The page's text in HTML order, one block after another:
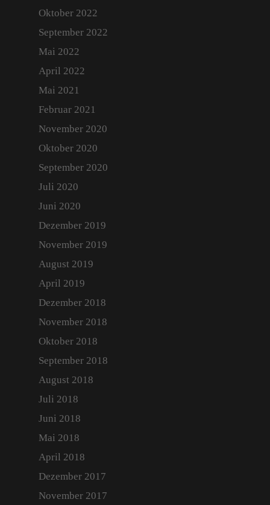
Oktober 2022
September 2022
Mai 2022
April 2022
Mai 2021
Februar 2021
November 2020
Oktober 2020
September 2020
Juli 2020
Juni 2020
Dezember 2019
November 2019
August 2019
April 2019
Dezember 2018
November 2018
Oktober 2018
September 2018
August 2018
Juli 2018
Juni 2018
Mai 2018
April 2018
Dezember 2017
November 2017